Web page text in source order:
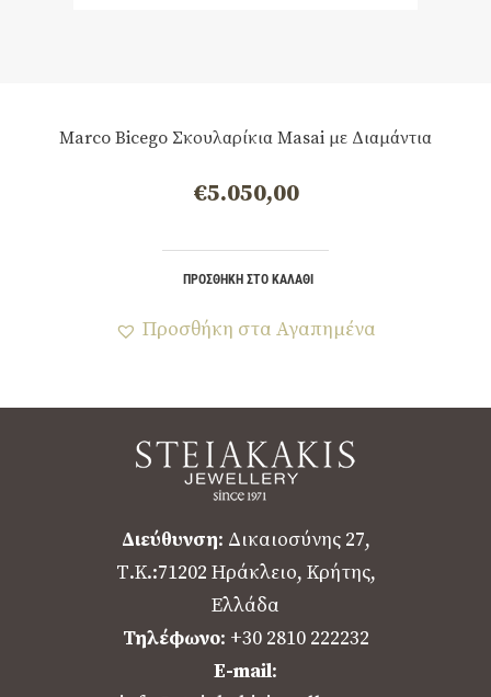
Marco Bicego Σκουλαρίκια Masai με Διαμάντια
€5.050,00
ΠΡΟΣΘΉΚΗ ΣΤΟ ΚΑΛΆΘΙ
Προσθήκη στα Αγαπημένα
Διεύθυνση: Δικαιοσύνης 27,
Τ.Κ.:71202 Ηράκλειο, Κρήτης,
Ελλάδα
Τηλέφωνο: +30 2810 222232
E-mail: